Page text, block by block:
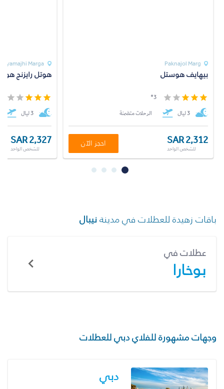
Rayamajhi Marga
هوتل رايزنج هوم
3 ليال
SAR 2,327
للشخص الواحد
Paknajol Marg
بيهايف هوستل
3*
3 ليال الرحلات متضمنة
SAR 2,312
للشخص الواحد
احجز الآن
باقات زهيدة للعطلات في مدينةنيبال
عطلات في
بوخارا
وجهات مشهورة للفلاي دبي للعطلات
دبي